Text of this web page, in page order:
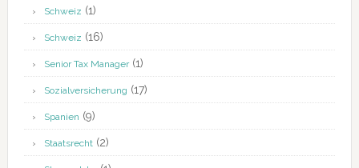
Schweiz (1)
Schweiz (16)
Senior Tax Manager(1)
Sozialversicherung (17)
Spanien (9)
Staatsrecht(2)